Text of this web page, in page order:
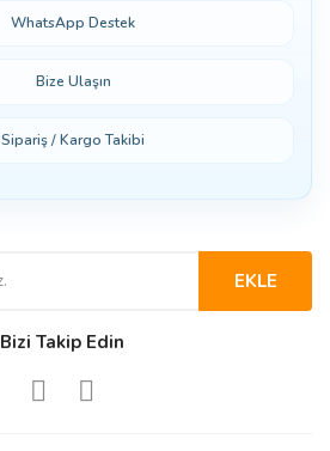
WhatsApp Destek
Bize Ulaşın
Sipariş / Kargo Takibi
EKLE
Bizi Takip Edin